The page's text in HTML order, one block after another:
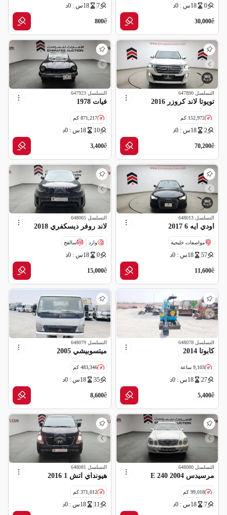
0 18س : 0د
ê
30,000
7 18س : 0د
ê
800
التسلسل 647890
تويوتا لاند كروزر 2016
152,972 كم
2 18س : 0د
ê
70,200
التسلسل 647923
فيات 1978
871,217 كم
10 18س : 0د
ê
3,400
التسلسل 648013
اودي ايه 6 2017
مواصفات خليجية
57 18س : 0د
ê
11,600
التسلسل 648065
لاند روفر ديسكفري 2018
وارد سالفج
0 18س : 0د
ê
15,000
التسلسل 648078
كابوتا 2014
9,103 ساعة
27 18س : 0د
ê
5,400
التسلسل 648079
ميتسوبيشي 2005
483,346 كم
35 18س : 0د
ê
8,600
التسلسل 648080
مرسيدس E 240 2004
99,018 كم
7 18س : 0د
التسلسل 648081
هيونداي اتش 1 2016
371,012 كم
11 18س : 0د